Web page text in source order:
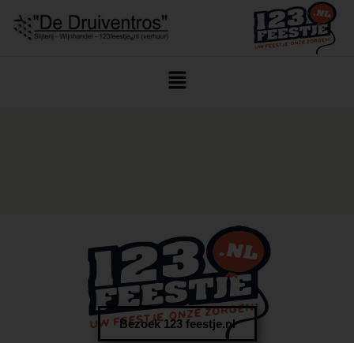
Bezoek 123 feestje.nl